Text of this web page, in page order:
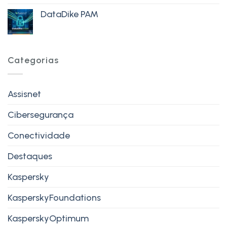
DataDike PAM
Categorias
Assisnet
Cibersegurança
Conectividade
Destaques
Kaspersky
KasperskyFoundations
KasperskyOptimum